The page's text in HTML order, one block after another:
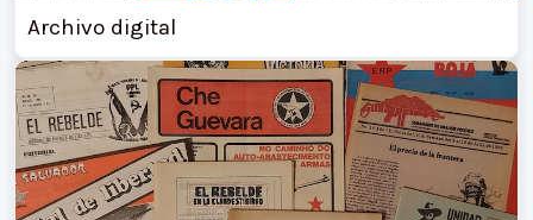
Archivo digital